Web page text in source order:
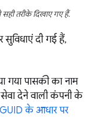
तरीके दिखाए गए हैं.
दी गई हैं,
गया पासकी का नाम
देने वाली कंपनी के
के आधार पर